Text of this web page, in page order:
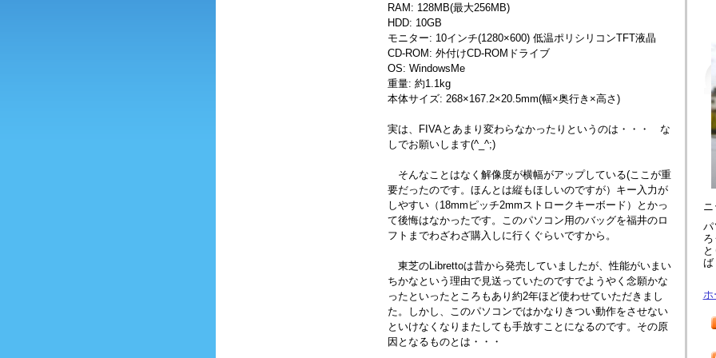
RAM: 128MB(最大256MB)
HDD: 10GB
モニター: 10インチ(1280×600) 低温ポリシリコンTFT液晶
CD-ROM: 外付けCD-ROMドライブ
OS: WindowsMe
重量: 約1.1kg
本体サイズ: 268×167.2×20.5mm(幅×奥行き×高さ)
実は、FIVAとあまり変わらなかったりというのは・・・ な
しでお願いします(^_^;)
そんなことはなく解像度が横幅がアップしている(ここが重
要だったのです。ほんとは縦もほしいのですが）キー入力が
しやすい（18mmピッチ2mmストロークキーボード）とかっ
て後悔はなかったです。このパソコン用のバッグを福井のロ
フトまでわざわざ購入しに行くぐらいですから。
東芝のLibrettoは昔から発売していましたが、性能がいまい
ちかなという理由で見送っていたのですでようやく念願かな
ったといったところもあり約2年ほど使わせていただきまし
た。しかし、このパソコンではかなりきつい動作をさせない
といけなくなりまたしても手放すことになるのです。その原
因となるものとは・・・
パ
ば